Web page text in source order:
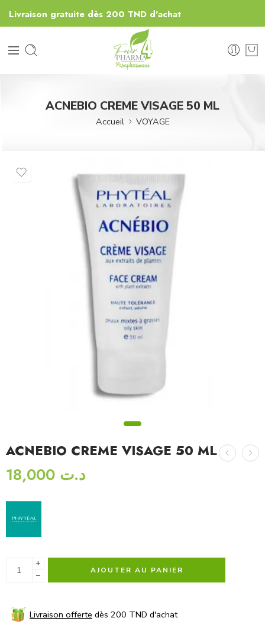
Livraison gratuite dès 200 TND d'achat
ACNEBIO CREME VISAGE 50 ML
Accueil VOYAGE
ACNEBIO CREME VISAGE 50 ML
د.ت
+
−
AJOUTER AU PANIER
Livraison offerte dès 200 TND d'achat